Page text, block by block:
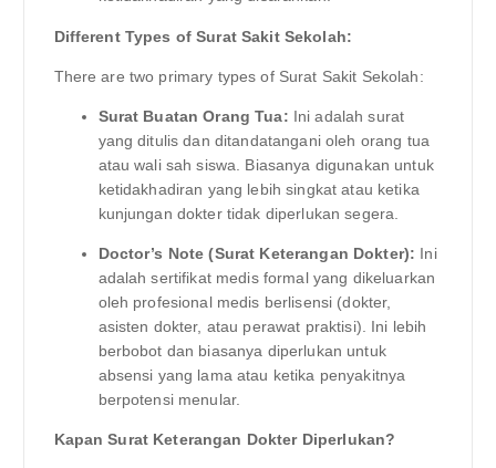
Different Types of Surat Sakit Sekolah:
There are two primary types of Surat Sakit Sekolah:
Surat Buatan Orang Tua: Ini adalah surat
yang ditulis dan ditandatangani oleh orang tua
atau wali sah siswa. Biasanya digunakan untuk
ketidakhadiran yang lebih singkat atau ketika
kunjungan dokter tidak diperlukan segera.
Doctor’s Note (Surat Keterangan Dokter): Ini
adalah sertifikat medis formal yang dikeluarkan
oleh profesional medis berlisensi (dokter,
asisten dokter, atau perawat praktisi). Ini lebih
berbobot dan biasanya diperlukan untuk
absensi yang lama atau ketika penyakitnya
berpotensi menular.
Kapan Surat Keterangan Dokter Diperlukan?